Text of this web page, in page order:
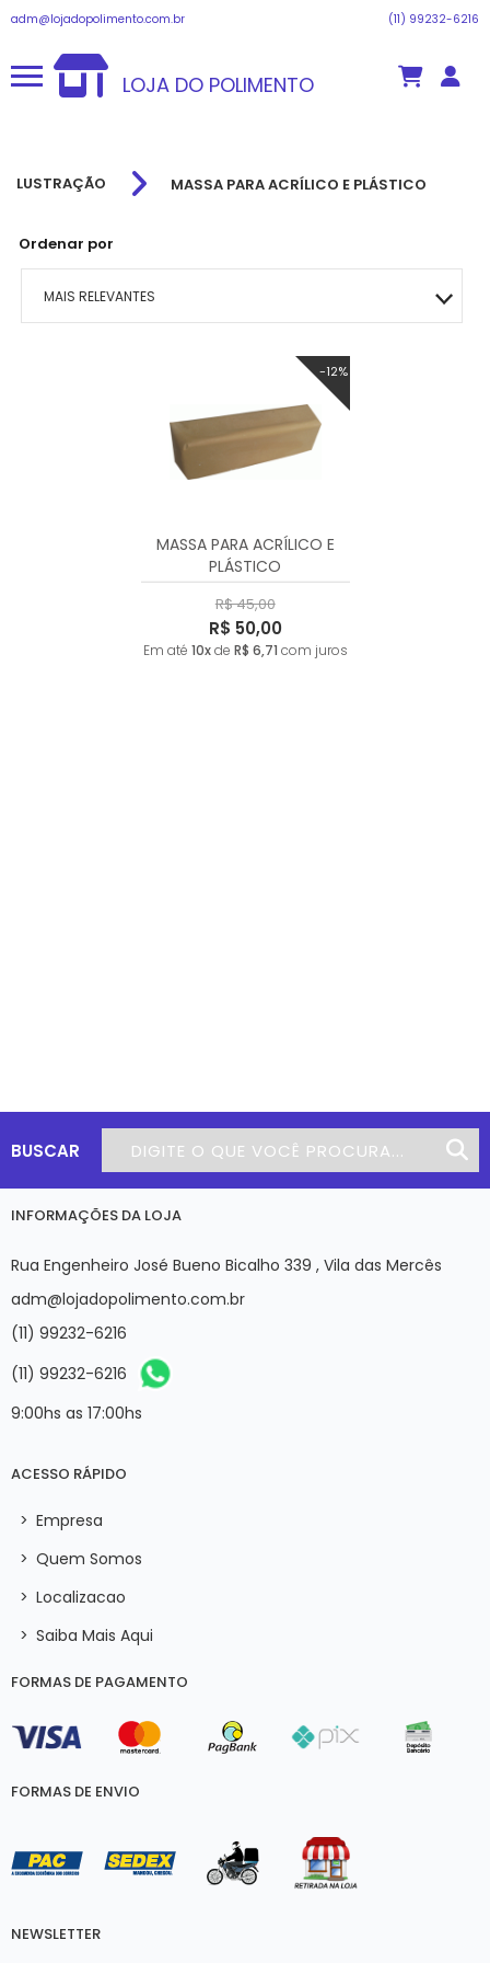
adm@lojadopolimento.com.br (11) 99232-6216
LOJA DO POLIMENTO
LUSTRAÇÃO MASSA PARA ACRÍLICO E PLÁSTICO
Ordenar por
MAIS RELEVANTES
-12%
MASSA PARA ACRÍLICO E
PLÁSTICO
R$ 45,00
R$ 50,00
Em até 10xde R$ 6,71 com juros
BUSCAR
INFORMAÇÕES DA LOJA
Rua Engenheiro José Bueno Bicalho 339 , Vila das Mercês
adm@lojadopolimento.com.br
(11) 99232-6216
(11) 99232-6216
9:00hs as 17:00hs
ACESSO RÁPIDO
> Empresa
> Quem Somos
> Localizacao
> Saiba Mais Aqui
FORMAS DE PAGAMENTO
FORMAS DE ENVIO
NEWSLETTER